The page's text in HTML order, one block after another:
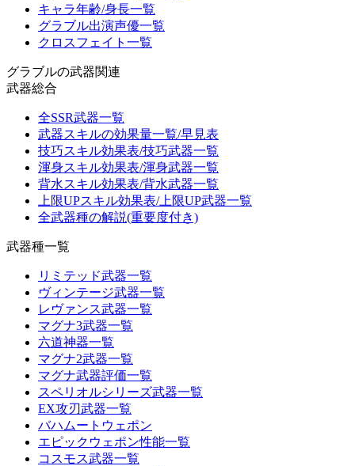
キャラ年齢/身長一覧
グラブル出演声優一覧
クロスフェイト一覧
グラブルの武器関連
武器総合
全SSR武器一覧
武器スキルの効果量一覧/早見表
技巧スキル効果表/技巧武器一覧
渾身スキル効果表/渾身武器一覧
背水スキル効果表/背水武器一覧
上限UPスキル効果表/上限UP武器一覧
全武器種の解説(重要度付き)
武器種一覧
リミテッド武器一覧
ヴィンテージ武器一覧
レヴァンス武器一覧
マグナ3武器一覧
六道神器一覧
マグナ2武器一覧
マグナ武器評価一覧
スペリオルシリーズ武器一覧
EX攻刃武器一覧
バハムートウェポン
エピックウェポン性能一覧
コスモス武器一覧